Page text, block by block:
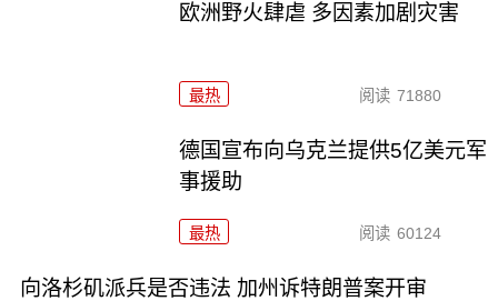
欧洲野火肆虐 多因素加剧灾害
最热 阅读 71880
德国宣布向乌克兰提供5亿美元军
事援助
最热 阅读 60124
向洛杉矶派兵是否违法 加州诉特朗普案开审